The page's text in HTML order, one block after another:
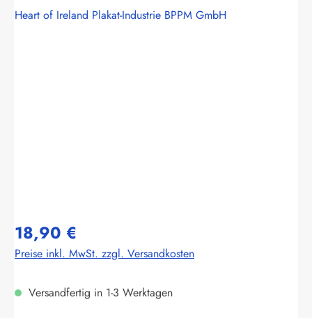
Heart of Ireland Plakat-Industrie BPPM GmbH
18,90 €
Preise inkl. MwSt. zzgl. Versandkosten
Versandfertig in 1-3 Werktagen